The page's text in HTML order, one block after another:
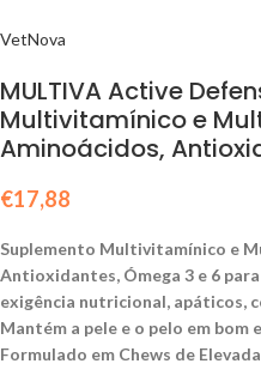
VetNova
MULTIVA Active
Multivitamínico e
Aminoácidos,
€17,88
Suplemento Multivitamínico e
Antioxidantes, Ómega 3 e 6
exigência nutricional, apáticos,
Mantém a pele e o pelo em bom
Formulado em Chews de